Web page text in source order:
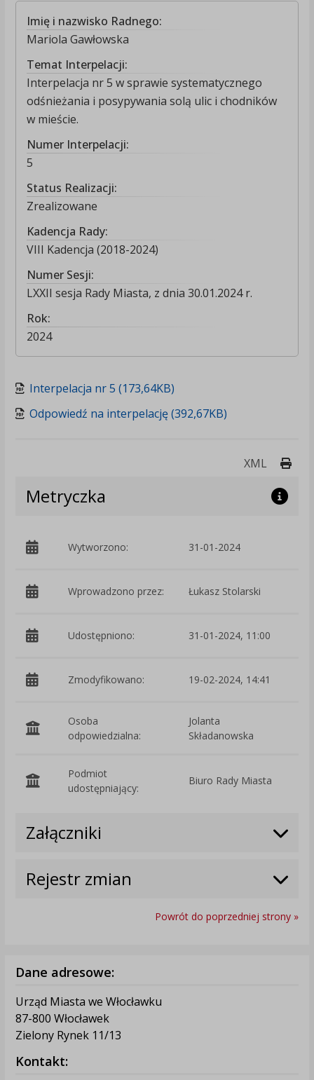
Imię i nazwisko Radnego:
Mariola Gawłowska
Temat Interpelacji:
Interpelacja nr 5 w sprawie systematycznego
odśnieżania i posypywania solą ulic i chodników
w mieście.
Numer Interpelacji:
5
Status Realizacji:
Zrealizowane
Kadencja Rady:
VIII Kadencja (2018-2024)
Numer Sesji:
LXXII sesja Rady Miasta, z dnia 30.01.2024 r.
Rok:
2024
Interpelacja nr 5 (173,64KB)
Odpowiedź na interpelację (392,67KB)
XML
Metryczka
Wytworzono: 31-01-2024
Wprowadzono przez: Łukasz Stolarski
Udostępniono: 31-01-2024, 11:00
Zmodyfikowano: 19-02-2024, 14:41
Osoba
odpowiedzialna:
Jolanta
Składanowska
Podmiot
udostępniający:
Biuro Rady Miasta
Załączniki
Rejestr zmian
Powrót do poprzedniej strony »
Dane adresowe:
Urząd Miasta we Włocławku
87-800 Włocławek
Zielony Rynek 11/13
Kontakt: